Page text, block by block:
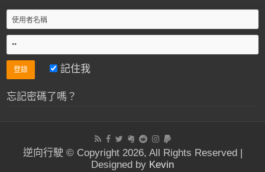
記住我
忘記密碼了嗎？
逆向行駛 © Copyright 2026, All Rights Reserved |
Designed by Kevin